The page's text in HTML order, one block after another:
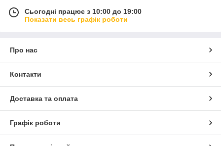
Сьогодні працює з 10:00 до 19:00
Показати весь графік роботи
Про нас
Контакти
Доставка та оплата
Графік роботи